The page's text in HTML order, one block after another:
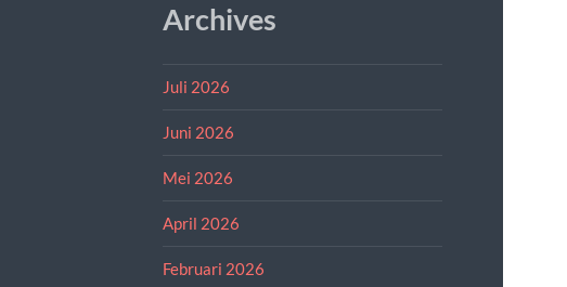
Archives
Juli 2026
Juni 2026
Mei 2026
April 2026
Februari 2026